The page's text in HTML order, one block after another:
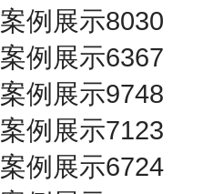
案例展示8030
案例展示6367
案例展示9748
案例展示7123
案例展示6724